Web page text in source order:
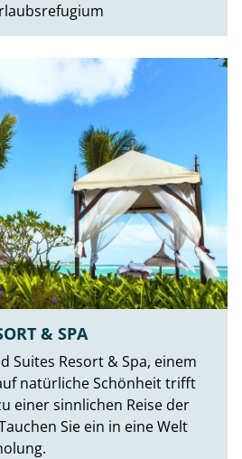
& SPA
Suites Resort & Spa, einem
natürliche Schönheit trifft
einer sinnlichen Reise der
Sie ein in eine Welt